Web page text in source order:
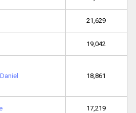
21,629
19,042
18,861
17,219